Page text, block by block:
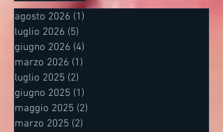
agosto 2026 (1)
luglio 2026 (5)
giugno 2026 (4)
marzo 2026 (1)
luglio 2025 (2)
giugno 2025 (1)
maggio 2025 (2)
marzo 2025 (2)